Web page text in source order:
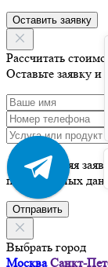
Рассчитать
Оставьте заявку
Отправляя
персональных
Выбрать город
Москва Санкт-